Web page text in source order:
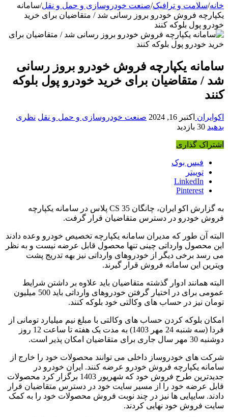
خانه/سلامت و ترافیک/صنعت خودروسازی و حمل و نقل/سامانه
یکپارچه فروش خودرو بروز رسانی شد / متقاضیان برای خرید
خودرو پول بلوکه کنند
سامانه یکپارچه فروش خودرو بروز رسانی
شد / متقاضیان برای خرید خودرو پول بلوکه
کنند
اکوایران اکتبر 16, 2024 صنعت خودروسازی و حمل و نقل نظری
بدهید 30 بازدید
اشتراک گذاری
فیس بوک
توییتر
LinkedIn
Pinterest
به گزارش اکو ایران، چانگان CS 35 پلاس در سامانه یکپارچه
فروش خودرو در دسترس متقاضیان قرار گرفت.
البته آن طور که مدیران سامانه یکپارچه تخصیص خودرو وعده دادند
این محصول وارداتی چینی تنها محصول قابل عرضه نیست و به نظر
می رسد برخی دیگر از خودروهای وارداتی نیز بهه تدریج پشت
ویترین این سامانه فروش قرار گیرند.
البته همانند ادوار گذشته متقاضیان باید علاوه بر داشتن شرایط
عمومی برای در اختیار گرفتن خودروهای وارداتی باید 500 میلیون
تومان نیز در حساب های وکالتی خود بلوکه کنند.
امکان بلوکه کردن حساب های وکالتی با مبلغ نیم میلیارد تومانی از
فردا (سه شنبه 24 مهر 1403) به مدت یک هفته تا ساعت 12 روز
دوشنبه 30 مهر سال جاری برای متقاضیان امکان پذیر است.
شرکت های خودروساز داخلی می توانند محصولات خود را خارج از
سامانه یکپارچه فروش خودرو عرضه کنند. ایران خودرو در
جدیدترین طرح فروش خود که شهریور 1403 برگزار کرد محصولات
قابل عرضه خود را از مسیر سایت خود در دسترس متقاضیان قرار
دادند. سایپایی ها نیز در چند نوبت فروش محصولات خود را به کمک
سایت فروش خود نهایی کردند.